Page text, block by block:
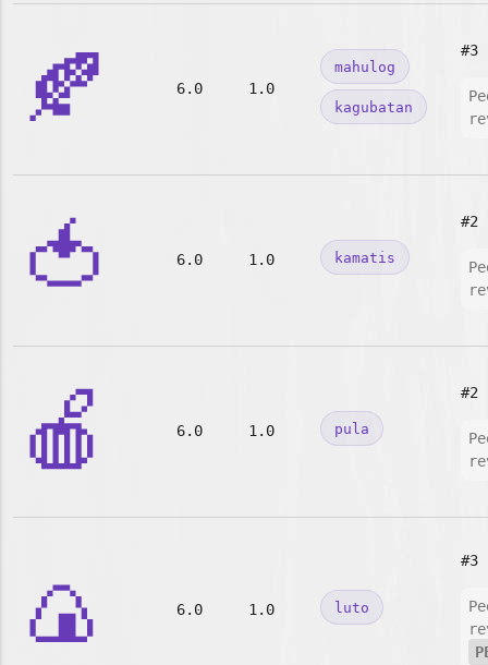
🍂 6.0 1.0
mahulog
kagubatan
#3
🍅 6.0 1.0 kamatis
#2
🍎 6.0 1.0 pula
#2
🍙 6.0 1.0 luto
#3